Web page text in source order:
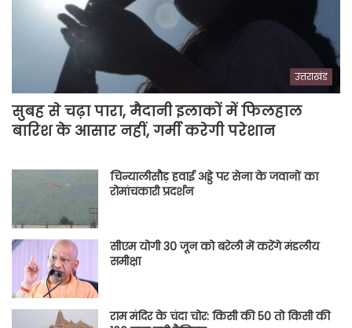
उत्तराखंड
सुबह से चढ़ा पारा, मैदानी इलाकों में फिलहाल
बारिश के आसार नहीं, गर्मी करेगी परेशान
चिन्यालीसौड़ हवाई अड्डे पर सेना के जवानों का
रोमांचकारी प्रदर्शन
सीएम योगी 30 जून को बरेली में करेंगे मंडलीय
समीक्षा
राम मंदिर के चंदा चोर: किसी की 50 तो किसी की